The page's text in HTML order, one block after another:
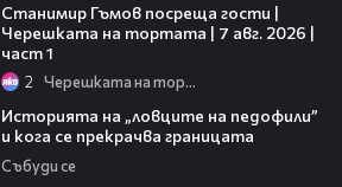
Станимир Гъмов посреща гости |
Черешката на тортата | 7 авг. 2026 |
част 1
2 Черешката на тортата
Историята на „ловците на педофили”
и кога се прекрачва границата
Събуди се